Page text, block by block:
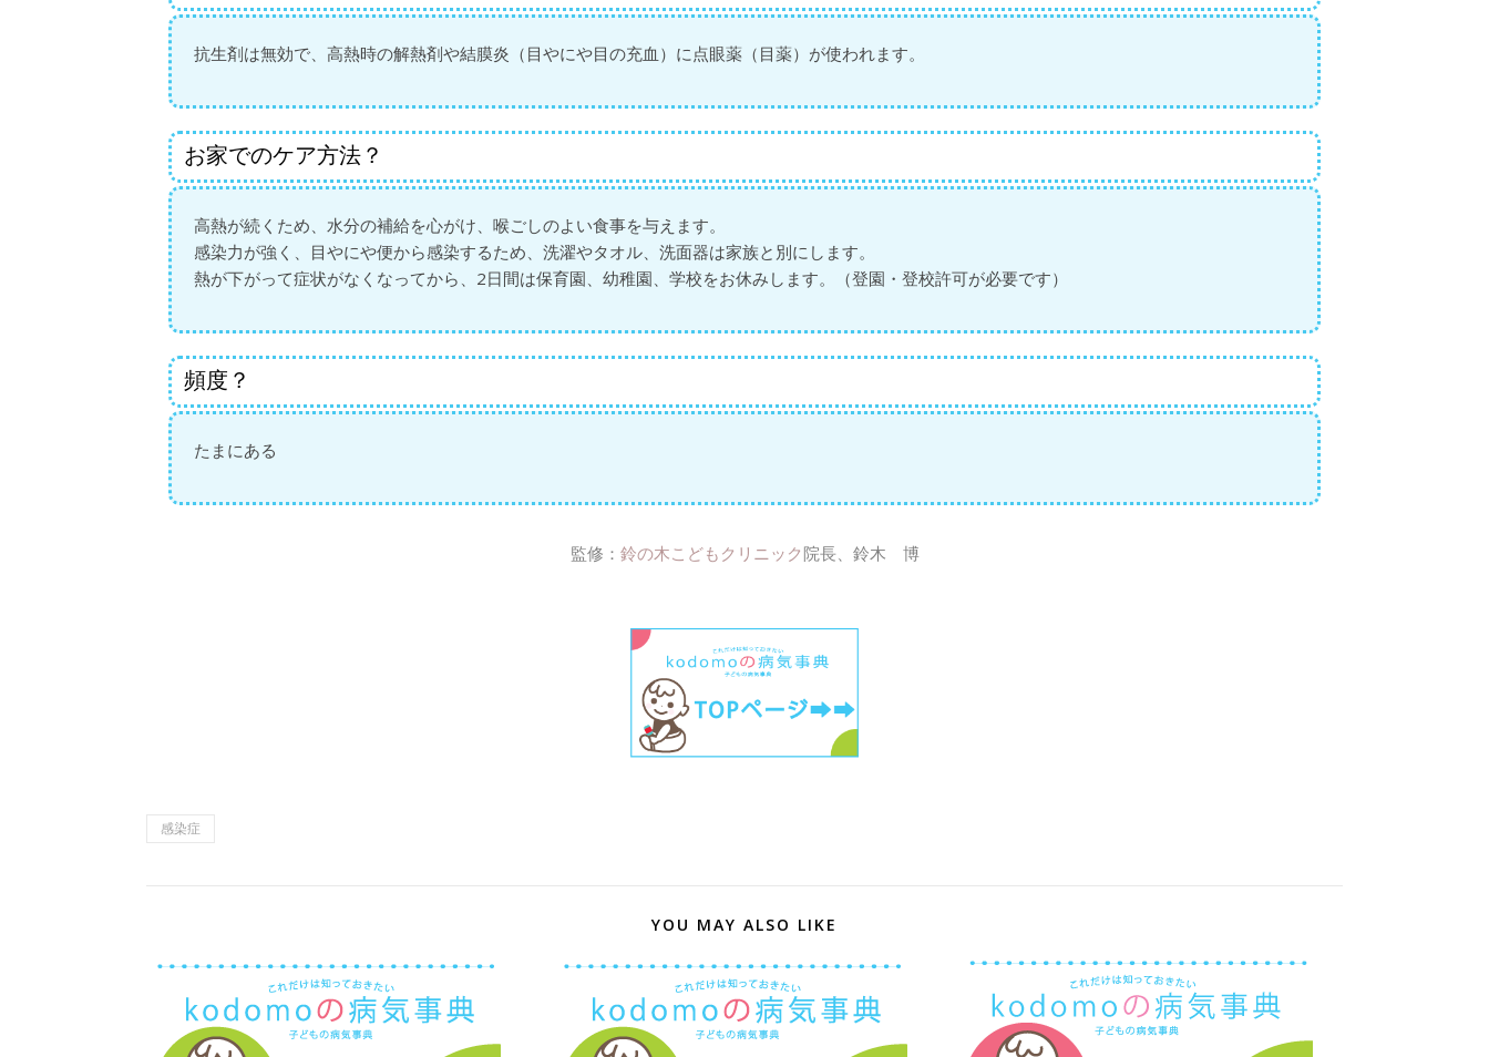
抗生剤は無効で、高熱時の解熱剤や結膜炎（目やにや目の充血）に点眼薬（目薬）が使われます。
お家でのケア方法？
高熱が続くため、水分の補給を心がけ、喉ごしのよい食事を与えます。
感染力が強く、目やにや便から感染するため、洗濯やタオル、洗面器は家族と別にします。
熱が下がって症状がなくなってから、2日間は保育園、幼稚園、学校をお休みします。（登園・登校許可が必要です）
頻度？
たまにある
監修： 鈴の木こどもクリニック 院長、鈴木 博
感染症
YOU MAY ALSO LIKE